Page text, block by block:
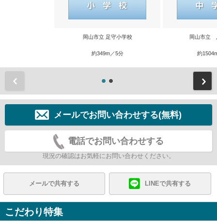
岡山市立 足守小学校
約349m／5分
岡山市立
約
メールでお問い合わせする(無料)
電話でお問い合わせする
現況の確認はお気軽にお問い合わせください。
メールで共有する LINEで共有する
こだわり特集